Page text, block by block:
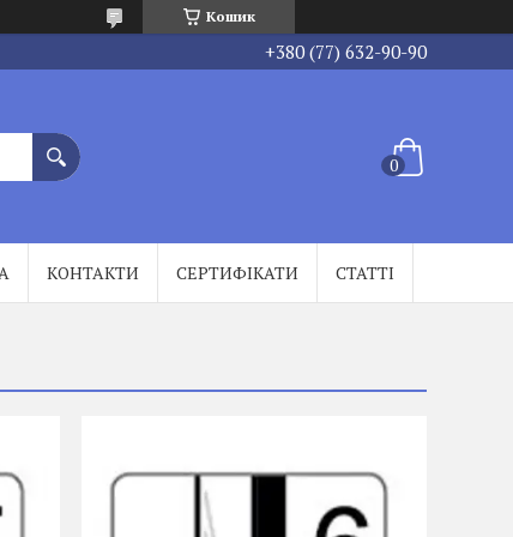
Кошик
+380 (77) 632-90-90
КОНТАКТИ СЕРТИФІКАТИ СТАТТІ